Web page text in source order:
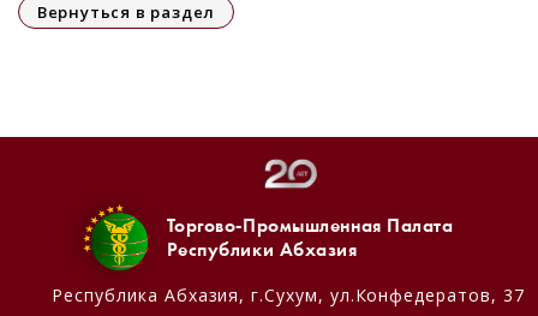
Вернуться в раздел
Торгово-Промышленная Палата
Республики Абхазия
Республика Абхазия, г.Сухум, ул.Конфедератов, 37